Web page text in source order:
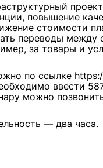
проект
повышение
стоимости
переводы между
за товары и
по ссылке
ввести
можно
— два часа.